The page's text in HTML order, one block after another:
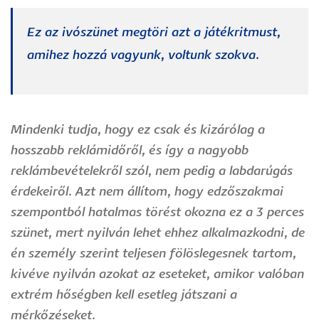
Ez az ivószünet megtöri azt a játékritmust,
amihez hozzá vagyunk, voltunk szokva.
Mindenki tudja, hogy ez csak és kizárólag a
hosszabb reklámidőről, és így a nagyobb
reklámbevételekről szól, nem pedig a labdarúgás
érdekeiről. Azt nem állítom, hogy edzőszakmai
szempontból hatalmas törést okozna ez a 3 perces
szünet, mert nyilván lehet ehhez alkalmazkodni, de
én személy szerint teljesen fölöslegesnek tartom,
kivéve nyilván azokat az eseteket, amikor valóban
extrém hőségben kell esetleg játszani a
mérkőzéseket.